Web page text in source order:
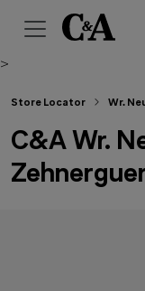
>
Store Locator Wr.
C&A Wr.